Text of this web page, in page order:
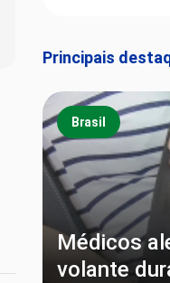
Principais
Brasil
Médicos
volante